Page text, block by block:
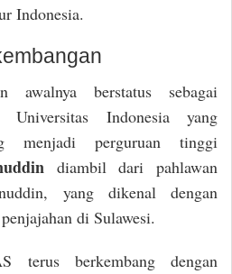
Indonesia.
awalnya berstatus sebagai
Indonesia yang
menjadi perguruan tinggi
diambil dari pahlawan
yang dikenal dengan
di Sulawesi.
terus berkembang dengan